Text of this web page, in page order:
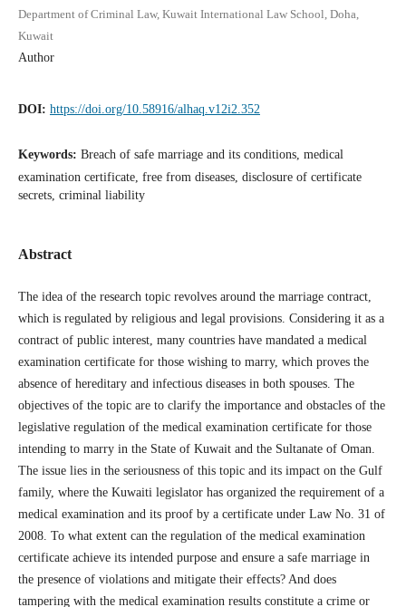
Department of Criminal Law, Kuwait International Law School, Doha,
Kuwait
Author
DOI: https://doi.org/10.58916/alhaq.v12i2.352
Keywords: Breach of safe marriage and its conditions, medical
examination certificate, free from diseases, disclosure of certificate
secrets, criminal liability
Abstract
The idea of the research topic revolves around the marriage contract,
which is regulated by religious and legal provisions. Considering it as a
contract of public interest, many countries have mandated a medical
examination certificate for those wishing to marry, which proves the
absence of hereditary and infectious diseases in both spouses. The
objectives of the topic are to clarify the importance and obstacles of the
legislative regulation of the medical examination certificate for those
intending to marry in the State of Kuwait and the Sultanate of Oman.
The issue lies in the seriousness of this topic and its impact on the Gulf
family, where the Kuwaiti legislator has organized the requirement of a
medical examination and its proof by a certificate under Law No. 31 of
2008. To what extent can the regulation of the medical examination
certificate achieve its intended purpose and ensure a safe marriage in
the presence of violations and mitigate their effects? And does
tampering with the medical examination results constitute a crime or